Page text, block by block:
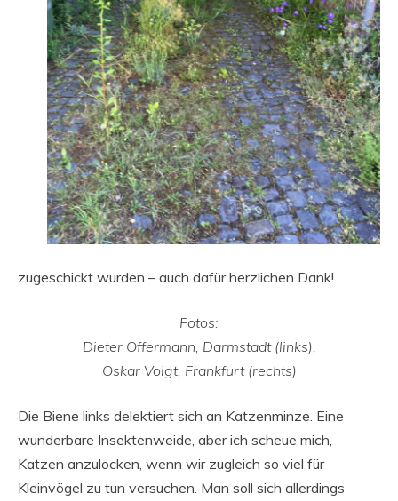
zugeschickt wurden – auch dafür herzlichen Dank!
Fotos:
Dieter Offermann, Darmstadt (links),
Oskar Voigt, Frankfurt (rechts)
Die Biene links delektiert sich an Katzenminze. Eine
wunderbare Insektenweide, aber ich scheue mich,
Katzen anzulocken, wenn wir zugleich so viel für
Kleinvögel zu tun versuchen. Man soll sich allerdings